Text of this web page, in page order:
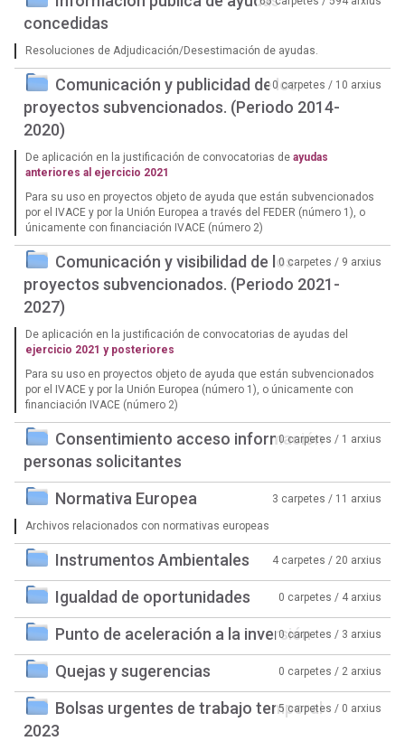
concedidas
Resoluciones de Adjudicación/Desestimación de ayudas.
Comunicación y publicidad de los
proyectos subvencionados. (Periodo 2014-
2020)
0 carpetes / 10 arxius
De aplicación en la justificación de convocatorias de ayudas
anteriores al ejercicio 2021
Para su uso en proyectos objeto de ayuda que están subvencionados
por el IVACE y por la Unión Europea a través del FEDER (número 1), o
únicamente con financiación IVACE (número 2)
Comunicación y visibilidad de los
proyectos subvencionados. (Periodo 2021-
2027)
0 carpetes / 9 arxius
De aplicación en la justificación de convocatorias de ayudas del
ejercicio 2021 y posteriores
Para su uso en proyectos objeto de ayuda que están subvencionados
por el IVACE y por la Unión Europea (número 1), o únicamente con
financiación IVACE (número 2)
Consentimiento acceso información
personas solicitantes
0 carpetes / 1 arxius
Normativa Europea 3 carpetes / 11 arxius
Archivos relacionados con normativas europeas
Instrumentos Ambientales 4 carpetes / 20 arxius
Igualdad de oportunidades 0 carpetes / 4 arxius
Punto de aceleración a la inversión0 carpetes / 3 arxius
Quejas y sugerencias 0 carpetes / 2 arxius
Bolsas urgentes de trabajo temporal
2023
5 carpetes / 0 arxius